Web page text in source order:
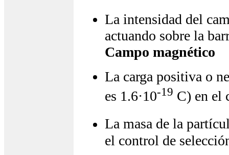
La intensidad del
actuando sobre la
Campo magnético
La carga positiva o
es 1.6·10-19 C) en el
La masa de la
el control de